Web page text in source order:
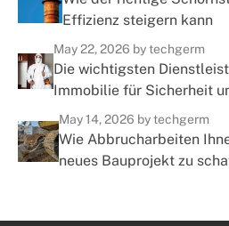
Effizienz steigern kann
May 22, 2026 by techgerm
Die wichtigsten
Immobilie für Sicherheit
May 14, 2026 by techgerm
Wie Abbrucharbeiten
neues Bauprojekt zu